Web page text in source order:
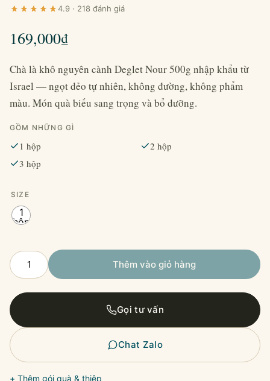
4.9 · 218 đánh giá
169,000₫
Chà là khô nguyên cành Deglet Nour 500g nhập khẩu từ
Israel — ngọt dẻo tự nhiên, không đường, không phẩm
màu. Món quà biếu sang trọng và bổ dưỡng.
GỒM NHỮNG GÌ
1 hộp
2 hộp
3 hộp
SIZE
1
hộp
Chà
Là
Nguyên
Cành
500g
Israel
số
lượng
Thêm vào giỏ hàng
Gọi tư vấn
Chat Zalo
+ Thêm gói quà & thiệp